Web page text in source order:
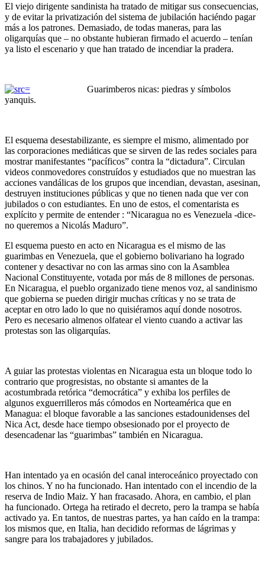
El viejo dirigente sandinista ha tratado de mitigar sus consecuencias,
y de evitar la privatización del sistema de jubilación haciéndo pagar
más a los patrones. Demasiado, de todas maneras, para las
oligarquías que – no obstante hubieran firmado el acuerdo – tenían
ya listo el escenario y que han tratado de incendiar la pradera.
Guarimberos nicas: piedras y símbolos
yanquis.
El esquema desestabilizante, es siempre el mismo, alimentado por
las corporaciones mediáticas que se sirven de las redes sociales para
mostrar manifestantes “pacíficos” contra la “dictadura”. Circulan
videos conmovedores construídos y estudiados que no muestran las
acciones vandálicas de los grupos que incendian, devastan, asesinan,
destruyen instituciones públicas y que no tienen nada que ver con
jubilados o con estudiantes. En uno de estos, el comentarista es
explícito y permite de entender : “Nicaragua no es Venezuela -dice-
no queremos a Nicolás Maduro”.
El esquema puesto en acto en Nicaragua es el mismo de las
guarimbas en Venezuela, que el gobierno bolivariano ha logrado
contener y desactivar no con las armas sino con la Asamblea
Nacional Constituyente, votada por más de 8 millones de personas.
En Nicaragua, el pueblo organizado tiene menos voz, al sandinismo
que gobierna se pueden dirigir muchas críticas y no se trata de
aceptar en otro lado lo que no quisiéramos aquí donde nosotros.
Pero es necesario almenos olfatear el viento cuando a activar las
protestas son las oligarquías.
A guiar las protestas violentas en Nicaragua esta un bloque todo lo
contrario que progresistas, no obstante si amantes de la
acostumbrada retórica “democrática” y exhiba los perfiles de
algunos exguerrilleros más cómodos en Norteamérica que en
Managua: el bloque favorable a las sanciones estadounidenses del
Nica Act, desde hace tiempo obsesionado por el proyecto de
desencadenar las “guarimbas” también en Nicaragua.
Han intentado ya en ocasión del canal interoceánico proyectado con
los chinos. Y no ha funcionado. Han intentado con el incendio de la
reserva de Indio Maiz. Y han fracasado. Ahora, en cambio, el plan
ha funcionado. Ortega ha retirado el decreto, pero la trampa se había
activado ya. En tantos, de nuestras partes, ya han caído en la trampa:
los mismos que, en Italia, han decidido reformas de lágrimas y
sangre para los trabajadores y jubilados.